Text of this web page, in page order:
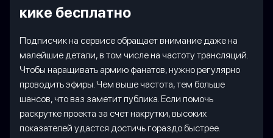
кике бесплатно
Подписчик на сервисе обращает внимание даже на
малейшие детали, в том числе на частоту трансляций.
Чтобы наращивать армию фанатов, нужно регулярно
проводить эфиры. Чем выше частота, тем больше
шансов, что ваз заметит публика. Если помочь
раскрутке проекта за счет накрутки, высоких
показателей удастся достичь гораздо быстрее.